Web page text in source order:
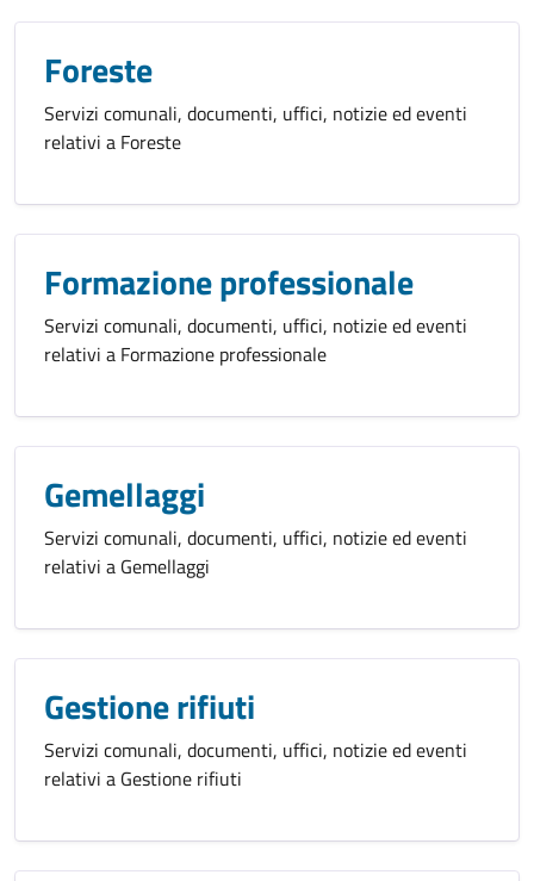
Foreste
Servizi comunali, documenti, uffici, notizie ed eventi
relativi a Foreste
Formazione professionale
Servizi comunali, documenti, uffici, notizie ed eventi
relativi a Formazione professionale
Gemellaggi
Servizi comunali, documenti, uffici, notizie ed eventi
relativi a Gemellaggi
Gestione rifiuti
Servizi comunali, documenti, uffici, notizie ed eventi
relativi a Gestione rifiuti